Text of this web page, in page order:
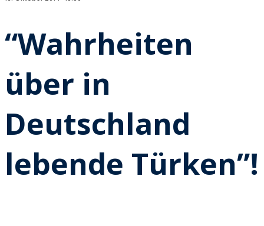
“Wahrheiten
über in
Deutschland
lebende Türken”!